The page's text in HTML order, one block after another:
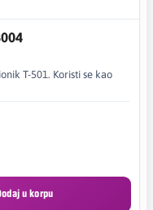
T-501. Koristi se kao
u korpu